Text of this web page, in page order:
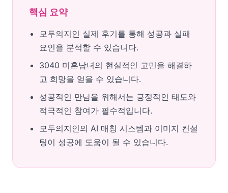
핵심 요약
모두의지인 실제 후기를 통해 성공과 실패
요인을 분석할 수 있습니다.
3040 미혼남녀의 현실적인 고민을 해결하
고 희망을 얻을 수 있습니다.
성공적인 만남을 위해서는 긍정적인 태도와
적극적인 참여가 필수적입니다.
모두의지인의 AI 매칭 시스템과 이미지 컨설
팅이 성공에 도움이 될 수 있습니다.